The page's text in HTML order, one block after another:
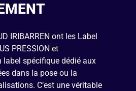
IRIBARREN ont les Label
PRESSION et
label spécifique dédié aux
dans la pose ou la
C’est une véritable